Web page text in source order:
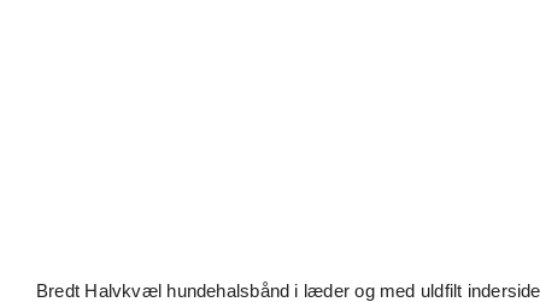
Bredt Halvkvæl hundehalsbånd i læder og med uldfilt